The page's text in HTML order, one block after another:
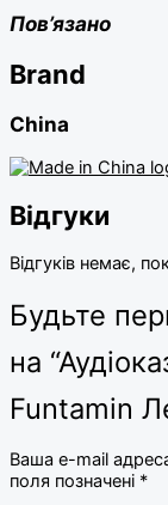
Пов’язано
Brand
China
Відгуки
Відгуків немає,
Будьте
на
Funtamin
Ваша e-mail
поля позначені *